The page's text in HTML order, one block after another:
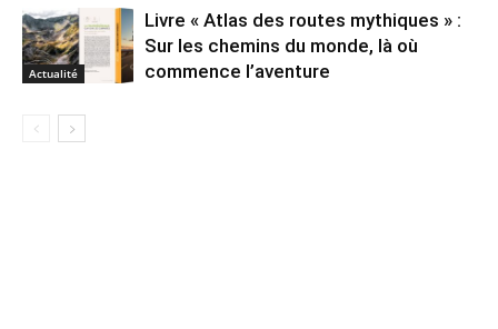
Actualité
Livre « Atlas des routes mythiques » :
Sur les chemins du monde, là où
commence l’aventure